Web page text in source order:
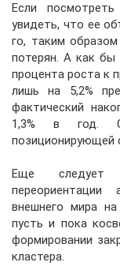
Если
увидеть, что ее
го, таким образом
потерян. А как бы
процента роста к
лишь на 5,2%
фактический
1,3% в год.
позиционирующей
Еще следует
внешнего мира на
пусть и пока
формировании
кластера.